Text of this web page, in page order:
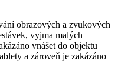
obrazových a zvukových
vyjma malých
vnášet do objektu
a zároveň je zakázáno